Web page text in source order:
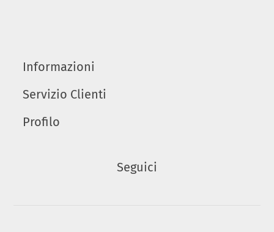
Informazioni
Servizio Clienti
Profilo
Seguici